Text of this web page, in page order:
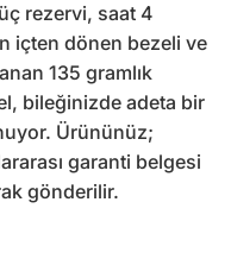
rezervi, saat 4
içten dönen bezeli ve
135 gramlık
bileğinizde adeta bir
Ürününüz;
garanti belgesi
gönderilir.
Erkek Kol Saati adet